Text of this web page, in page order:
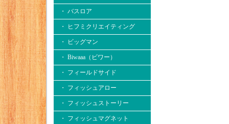
・ バスロア
・ ヒフミクリエイティング
・ ビッグマン
・ Biwaaa（ビワー）
・ フィールドサイド
・ フィッシュアロー
・ フィッシュストーリー
・ フィッシュマグネット